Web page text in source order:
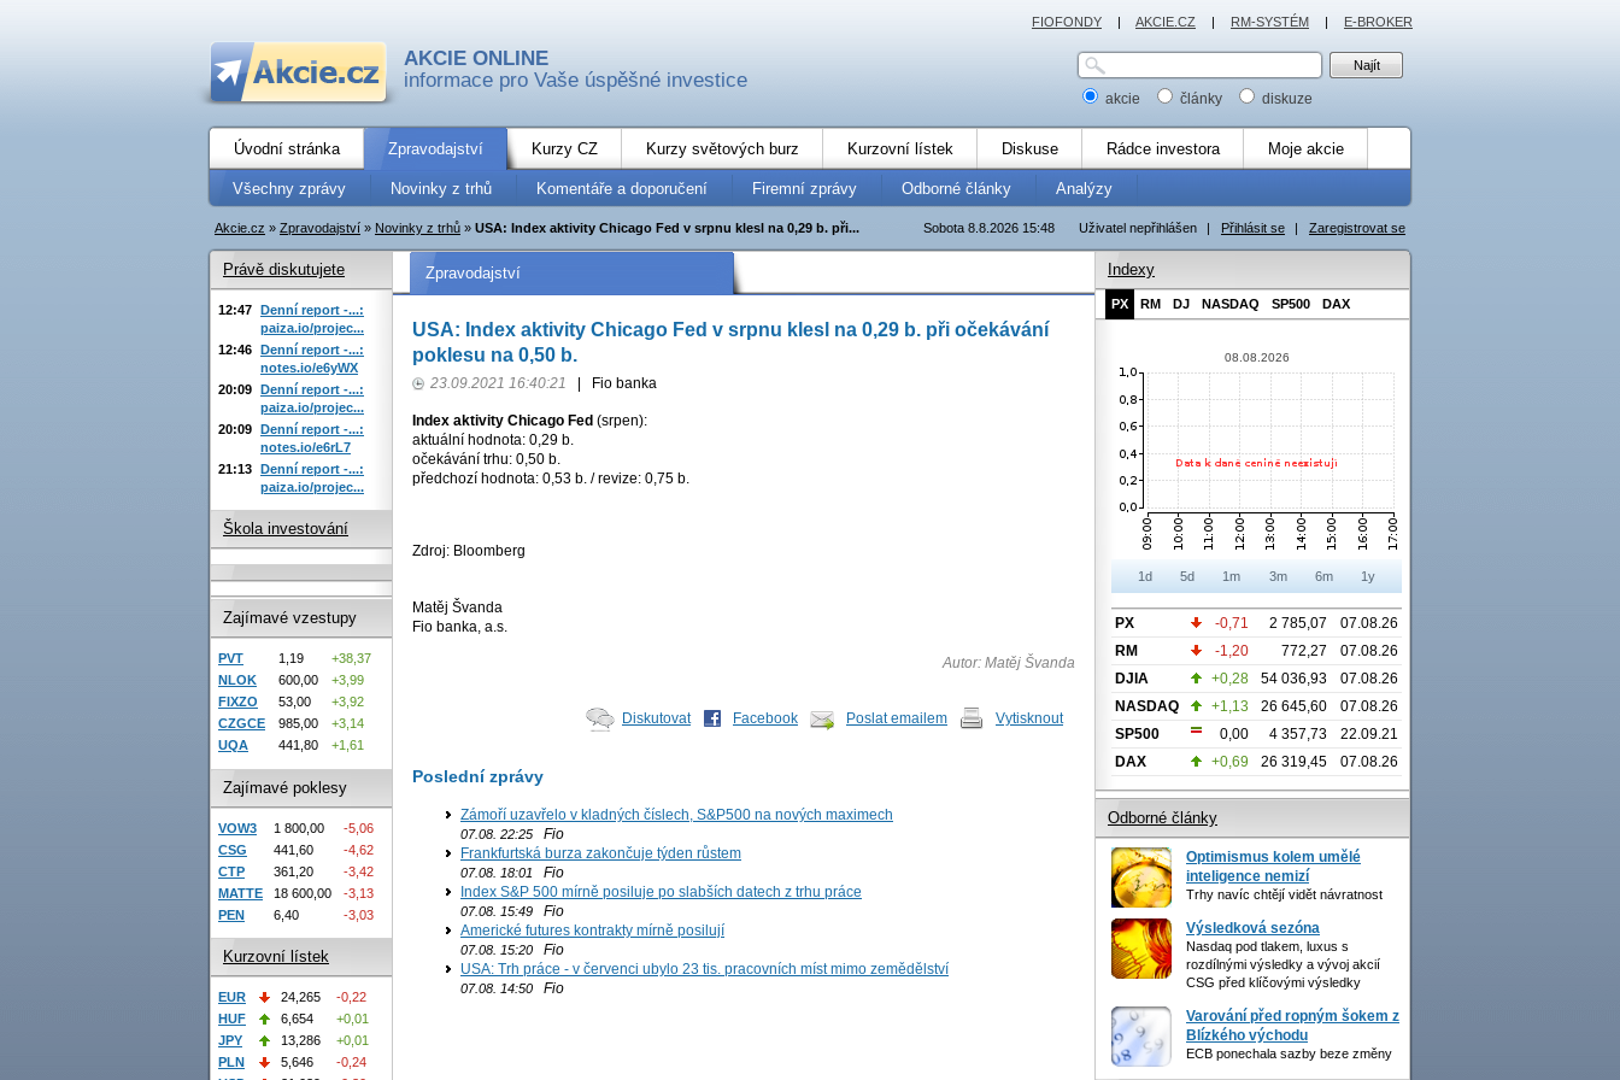
AKCIE ONLINE
informace pro Vaše úspěšné investice
akcie články diskuze
Úvodní stránka Zpravodajství Kurzy CZ Kurzy světových burz Kurzovní lístek Diskuse Rádce investora Moje akcie
Všechny zprávy Novinky z trhů Komentáře a doporučení Firemní zprávy Odborné články Analýzy
Uživatel nepřihlášen | Přihlásit se | Zaregistrovat se
Sobota 8.8.2026 15:48
Akcie.cz » Zpravodajství » Novinky z trhů » USA: Index aktivity Chicago Fed v srpnu klesl na 0,29 b. při...
Zpravodajství
USA: Index aktivity Chicago Fed v srpnu klesl na 0,29 b. při očekávání
poklesu na 0,50 b.
23.09.2021 16:40:21 Fio banka
Index aktivity Chicago Fed (srpen):
aktuální hodnota: 0,29 b.
očekávání trhu: 0,50 b.
předchozí hodnota: 0,53 b. / revize: 0,75 b.
Zdroj: Bloomberg
Matěj Švanda
Fio banka, a.s.
Autor: Matěj Švanda
Diskutovat Facebook Poslat emailem Vytisknout
Poslední zprávy
Zámoří uzavřelo v kladných číslech, S&P500 na nových maximech
07.08. 22:25 Fio
Frankfurtská burza zakončuje týden růstem
07.08. 18:01
Fio
Index S&P 500 mírně posiluje po slabších datech z trhu práce
07.08. 15:49 Fio
Americké futures kontrakty mírně posilují
07.08. 15:20 Fio
USA: Trh práce - v červenci ubylo 23 tis. pracovních míst mimo zemědělství
07.08. 14:50 Fio
Právě diskutujete
12:47 Denní report -...:
paiza.io/projec...
12:46 Denní report -...:
notes.io/e6yWX
20:09 Denní report -...:
paiza.io/projec...
20:09 Denní report -...:
notes.io/e6rL7
21:13 Denní report -...:
paiza.io/projec...
Škola investování
Zajímavé vzestupy
PVT 1,19
+38,37
NLOK
600,00
+3,99
FIXZO
53,00
+3,92
CZGCE
985,00
+3,14
UQA
441,80 +1,61
Zajímavé poklesy
VOW3 1 800,00
-5,06
CSG
441,60
-4,62
CTP
361,20
-3,42
MATTE
18 600,00
-3,13
PEN
6,40 -3,03
Kurzovní lístek
EUR 24,265
-0,22
HUF
6,654
+0,01
JPY
13,286
+0,01
PLN
5,646
-0,24
Indexy
PX RM DJ NASDAQ SP500 DAX
08.08.2026
1d 5d 1m 3m 6m 1y
PX -0,71 2 785,07
07.08.26
RM
-1,20 772,27
07.08.26
DJIA
+0,28 54 036,93
07.08.26
NASDAQ
+1,13 26 645,60
07.08.26
SP500
0,00 4 357,73
22.09.21
DAX
+0,69 26 319,45 07.08.26
Odborné články
Optimismus kolem umělé
inteligence nemizí
Trhy navíc chtějí vidět návratnost
Výsledková sezóna
Nasdaq pod tlakem, luxus s
rozdílnými výsledky a vývoj akcií
CSG před klíčovými výsledky
Varování před ropným šokem z
Blízkého východu
ECB ponechala sazby beze změny
FIOFONDY | AKCIE.CZ | RM-SYSTÉM | E-BROKER